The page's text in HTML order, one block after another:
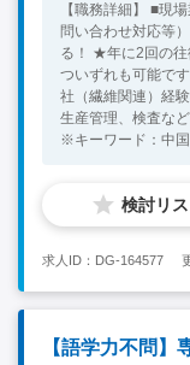
企画提案型の営業
のある方 ・自分発
イ語ができる方 ⇒
語学力なくても問題はありません
力以上に人となり
られる方 ・マルチ
軟性のある方 ・日
ーズなどを推し量
のプロダクトをも
【職務詳細】 ■現
問い合わせ対応等） 【魅力】 ★独身寮を会社負担で借りてい
る！ ★年に2回の往復旅費支給！ 【必
ついずれも可能で
社（繊維関連）経
生産管理、検査などに対し興
※キーワード：中
検討リス
求人ID：DG-164577
【語学力不問